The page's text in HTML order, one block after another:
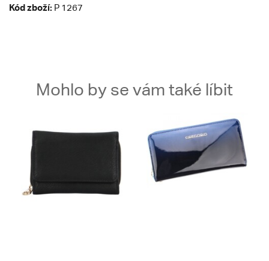
Kód zboží: P 1267
Mohlo by se vám také líbit